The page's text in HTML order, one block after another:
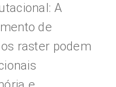
A
de
raster podem